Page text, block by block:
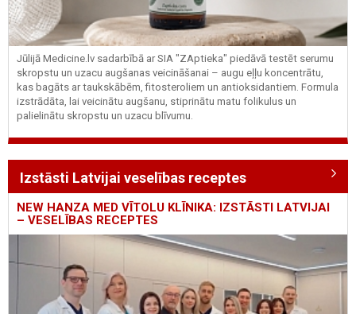
Jūlijā Medicine.lv sadarbībā ar SIA "ZAptieka" piedāvā testēt serumu
skropstu un uzacu augšanas veicināšanai – augu eļļu koncentrātu,
kas bagāts ar taukskābēm, fitosteroliem un antioksidantiem. Formula
izstrādāta, lai veicinātu augšanu, stiprinātu matu folikulus un
palielinātu skropstu un uzacu blīvumu.
Izstāsti Latvijai veselības receptes
NEW HANZA MED VĪTOLU KLĪNIKA: IZSTĀSTI LATVIJAI
– VESELĪBAS RECEPTES